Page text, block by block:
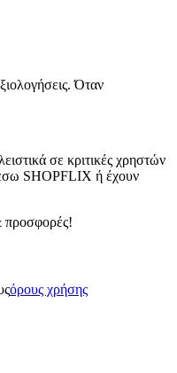
δεδομένα, π.χ. τη
σε πληροφορίες
εξατομικευμένων
σχετικά με
εικόνα του κοινού
σας χρήση της
κοινωνικής
Όταν
σε κριτικές χρηστών
SHOPFLIX ή έχουν
προσφορές!
όρους χρήσης